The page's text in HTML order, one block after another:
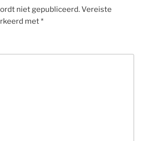
niet gepubliceerd.Vereiste
met*